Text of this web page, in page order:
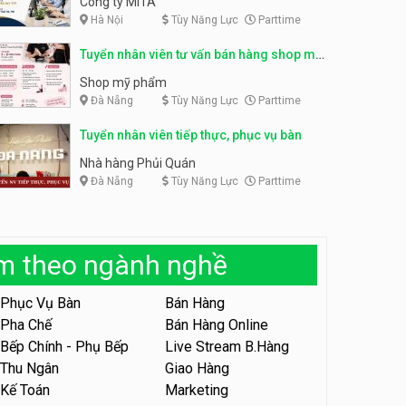
parttime
Tuyển nhân viên đóng gói
Shop online
Tuyển nhân viên phục vụ
động
Khu vui chơi May Town
Tuyển nhân viên tư vấn bán
Tuyển nhân viên bán hàng,
giữ xe parttime – Kibo Kid
KIBO KIDS
Tuyển nhân viên edit ảnh,
video parttime
Công ty
Hà Nội Tùy Năng Lực Parttime
Tuyển nhân viên tư vấn bán hàng shop mỹ
phẩm
Shop mỹ phẩm
Đà Nẵng Tùy Năng Lực Parttime
Tuyển nhân viên tiếp thực, phục vụ bàn
Nhà hàng Phủi Quán
Đà Nẵng Tùy Năng Lực Parttime
theo ngành nghề
Phục Vụ Bàn
Bán Hàng
Pha Chế
Bán Hàng Online
Bếp Chính - Phụ Bếp
Live Stream B.Hàng
Thu Ngân
Giao Hàng
Kế Toán
Marketing